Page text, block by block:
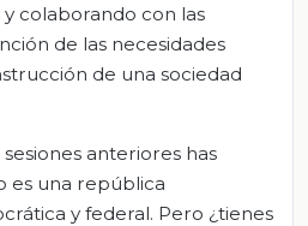
colaborando con las
de las necesidades
de una sociedad
anteriores has
es una república
y federal. Pero ¿tienes